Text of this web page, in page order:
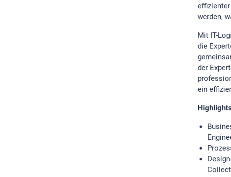
werden,
Mit IT-
die
der
ein
Highlights